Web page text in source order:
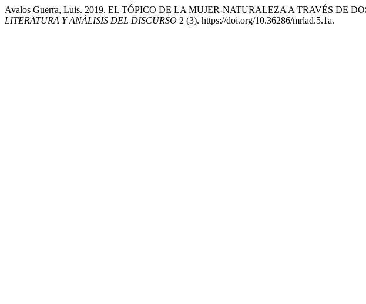
Avalos Guerra, Luis. 2019. EL TÓPICO DE LA MUJER-NATURALEZA A TRAVÉS DE
LITERATURA Y ANÁLISIS DEL DISCURSO 2 (3). https://doi.org/10.36286/mrlad.5.1a.